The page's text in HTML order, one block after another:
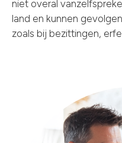
niet overal
land en kunnen
zoals bij bezittingen,